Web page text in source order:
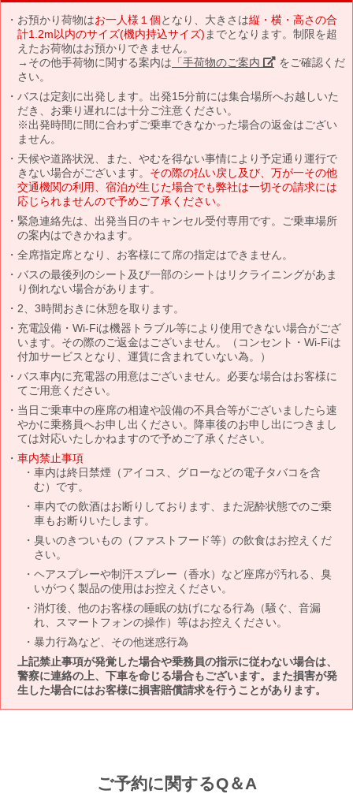
お預かり荷物はお一人様１個となり、大きさは縦・横・高さの合
計1.2m以内のサイズ(機内持込サイズ) までとなります。制限を超
えたお荷物はお預かりできません。
→その他手荷物に関する案内は 「手荷物のご案内」 をご確認くだ
さい。
バスは定刻に出発します。出発15分前には集合場所へお越しいた
だき、お乗り遅れには十分ご注意ください。
※出発時間に間に合わずご乗車できなかった場合の返金はござい
ません。
天候や道路状況、また、やむを得ない事情により予定通り運行で
きない場合がございます。 その際の払い戻し及び、万が一その他
交通機関の利用、宿泊が生じた場合でも弊社は一切その請求には
応じられませんので予めご了承ください。
緊急連絡先は、出発当日のキャンセル受付専用です。ご乗車場所
の案内はできかねます。
全席指定席となり、お客様にて席の指定はできません。
バスの最後列のシート及び一部のシートはリクライニングがあま
り倒れない場合があります。
2、3時間おきに休憩を取ります。
充電設備・Wi-Fiは機器トラブル等により使用できない場合がござ
います。その際のご返金はございません。（コンセント・Wi-Fiは
付加サービスとなり、運賃に含まれていない為。）
バス車内に充電器の用意はございません。必要な場合はお客様に
てご用意ください。
当日ご乗車中の座席の相違や設備の不具合等がございましたら速
やかに乗務員へお申し出ください。降車後のお申し出につきまし
ては対応いたしかねますので予めご了承ください。
車内禁止事項
車内は終日禁煙（アイコス、グローなどの電子タバコを含
む）です。
車内での飲酒はお断りしております、また泥酔状態でのご乗
車もお断りいたします。
臭いのきついもの（ファストフード等）の飲食はお控えくだ
さい。
ヘアスプレーや制汗スプレー（香水）など座席が汚れる、臭
いがつく製品の使用はお控えください。
消灯後、他のお客様の睡眠の妨げになる行為（騒ぐ、音漏
れ、スマートフォンの操作）等はお控えください。
暴力行為など、その他迷惑行為
上記禁止事項が発覚した場合や乗務員の指示に従わない場合は、
警察に連絡の上、下車を命じる場合もございます。また損害が発
生した場合にはお客様に損害賠償請求を行うことがあります。
ご予約に関するQ＆A